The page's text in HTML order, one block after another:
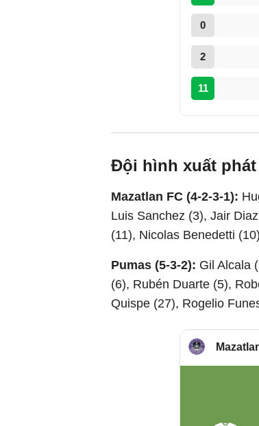
0
2
11
Đội hình xuất phát
Mazatlan FC (4-2-3-1):
Luis Sanchez (3), Jair
(11), Nicolas Benedetti
Pumas (5-3-2): Gil Alcala
(6), Rubén Duarte (5),
Quispe (27), Rogelio